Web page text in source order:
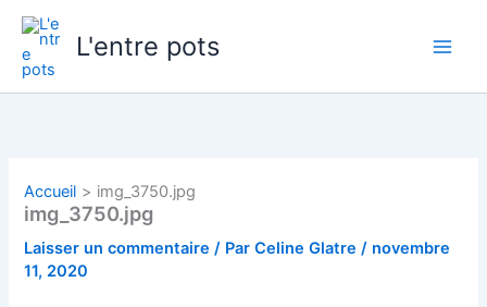
Aller
contenu
L'entre pots
Accueil img_3750.jpg
img_3750.jpg
Laisser un commentaire / ParCeline Glatre/ novembre
11, 2020